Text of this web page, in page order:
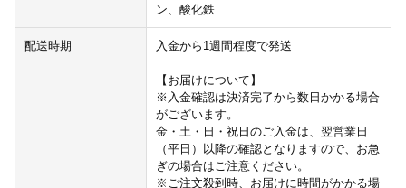
ン、酸化鉄
配送時期 入金から1週間程度で発送
【お届けについて】
※入金確認は決済完了から数日かかる場合
がございます。
金・土・日・祝日のご入金は、翌営業日
（平日）以降の確認となりますので、お急
ぎの場合はご注意ください。
※ご注文殺到時、お届けに時間がかかる場